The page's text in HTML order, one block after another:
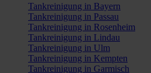
Tankreinigung in Bayern
Tankreinigung in Passau
Tankreinigung in Rosenheim
Tankreinigung in Lindau
Tankreinigung in Ulm
Tankreinigung in Kempten
Tankreinigung in Garmisch